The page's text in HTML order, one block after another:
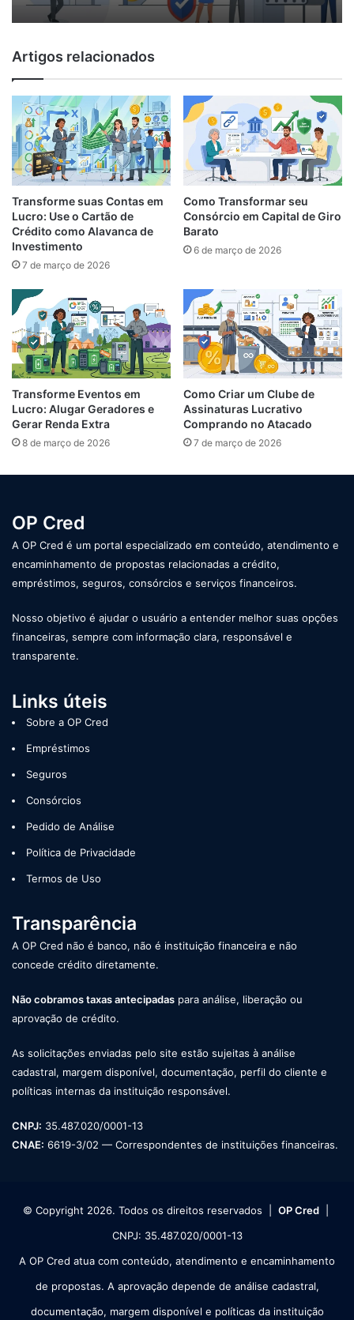
Artigos relacionados
Transforme suas Contas em
Lucro: Use o Cartão de
Crédito como Alavanca de
Investimento
7 de março de 2026
Como Transformar seu
Consórcio em Capital de Giro
Barato
6 de março de 2026
Transforme Eventos em
Lucro: Alugar Geradores e
Gerar Renda Extra
8 de março de 2026
Como Criar um Clube de
Assinaturas Lucrativo
Comprando no Atacado
7 de março de 2026
OP Cred
A OP Cred é um portal especializado em conteúdo, atendimento e
encaminhamento de propostas relacionadas a crédito,
empréstimos, seguros, consórcios e serviços financeiros.
Nosso objetivo é ajudar o usuário a entender melhor suas opções
financeiras, sempre com informação clara, responsável e
transparente.
Links úteis
Sobre a OP Cred
Empréstimos
Seguros
Consórcios
Pedido de Análise
Política de Privacidade
Termos de Uso
Transparência
A OP Cred não é banco, não é instituição financeira e não
concede crédito diretamente.
Não cobramos taxas antecipadas para análise, liberação ou
aprovação de crédito.
As solicitações enviadas pelo site estão sujeitas à análise
cadastral, margem disponível, documentação, perfil do cliente e
políticas internas da instituição responsável.
CNPJ: 35.487.020/0001-13
CNAE: 6619-3/02 — Correspondentes de instituições financeiras.
© Copyright 2026. Todos os direitos reservados | OP Cred|
CNPJ: 35.487.020/0001-13
A OP Cred atua com conteúdo, atendimento e encaminhamento
de propostas. A aprovação depende de análise cadastral,
documentação, margem disponível e políticas da instituição